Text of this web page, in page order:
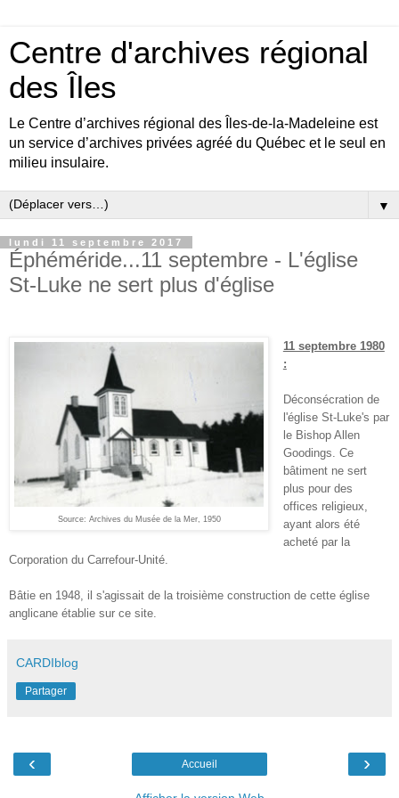
Centre d'archives régional
des Îles
Le Centre d’archives régional des Îles-de-la-Madeleine est
un service d’archives privées agréé du Québec et le seul en
milieu insulaire.
▼
lundi 11 septembre 2017
Éphéméride...11 septembre - L'église
St-Luke ne sert plus d'église
Source: Archives du Musée de la Mer, 1950
11 septembre 1980
:
Déconsécration de
l'église St-Luke's par
le Bishop Allen
Goodings. Ce
bâtiment ne sert
plus pour des
offices religieux,
ayant alors été
acheté par la
Corporation du Carrefour-Unité.
Bâtie en 1948, il s'agissait de la troisième construction de cette église
anglicane établie sur ce site.
CARDIblog
Partager
‹ ›
Accueil